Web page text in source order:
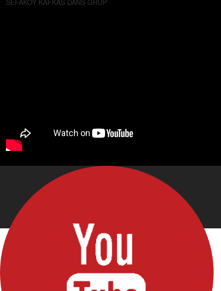
SEFAKÖY KAFKAS DANS GRUP
Bu websitesi webservissite kurma paneli ile oluşturulmuştur.